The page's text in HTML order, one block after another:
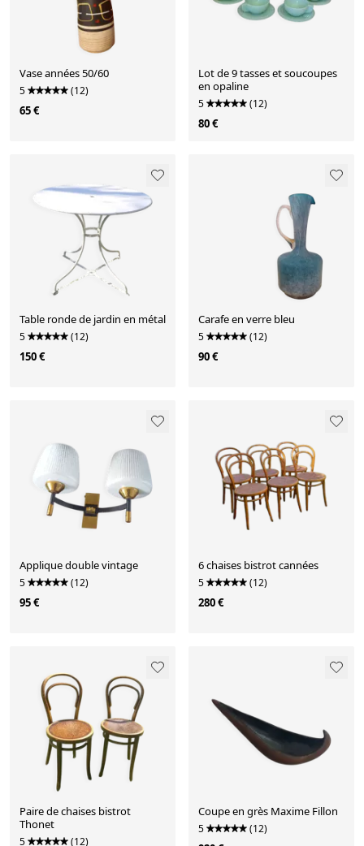
Vase années 50/60
5 (12)
65 €
Lot de 9 tasses et soucoupes
en opaline
5 (12)
80 €
Table ronde de jardin en métal
5 (12)
150 €
Carafe en verre bleu
5 (12)
90 €
Applique double vintage
5 (12)
95 €
6 chaises bistrot cannées
5 (12)
280 €
Paire de chaises bistrot
Thonet
5 (12)
Coupe en grès Maxime Fillon
5 (12)